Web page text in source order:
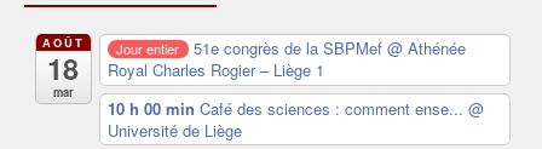
AOÛT
18
mar
Jour entier 51e congrès de la SBPMef@ Athénée
Royal Charles Rogier – Liège 1
10 h 00 min Café des sciences : comment ense... @
Université de Liège